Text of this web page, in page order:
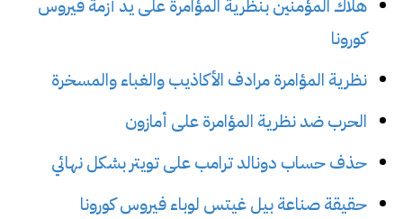
هلاك المؤمنين بنظرية المؤامرة على يد أزمة فيروس
كورونا
نظرية المؤامرة مرادف الأكاذيب والغباء والمسخرة
الحرب ضد نظرية المؤامرة على أمازون
حذف حساب دونالد ترامب على تويتر بشكل نهائي
حقيقة صناعة بيل غيتس لوباء فيروس كورونا